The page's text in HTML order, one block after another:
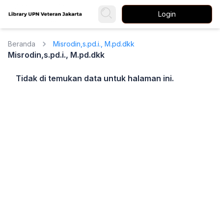
Login
Beranda Misrodin,s.pd.i., M.pd.dkk
Misrodin,s.pd.i., M.pd.dkk
Tidak di temukan data untuk halaman ini.